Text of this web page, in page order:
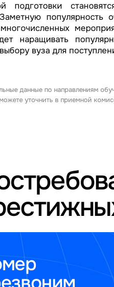
подготовки
популярность
наращивать
вуза для
данные по направлениям
уточнить в приемной